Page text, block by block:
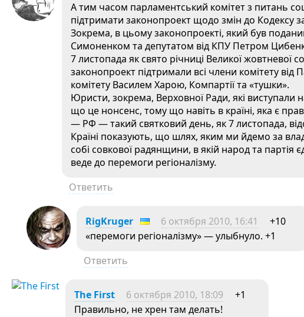
А тим часом парламентський комітет з питань
підтримати законопроект щодо змін до Кодексу
Зокрема, в цьому законопроекті, який був
Симоненком та депутатом від КПУ Петром
7 листопада як свято річниці Великої жовтневої
законопроект підтримали всі члени комітету від
комітету Василем Харою, Компартії та «тушки».
Юристи, зокрема, Верховної Ради, які виступали
що це нонсенс, тому що навіть в країні, яка є
— РФ — такий святковий день, як 7 листопада,
Країні показують, що шлях, яким ми йдемо за
собі совкової радянщини, в якій народ та
веде до перемоги регіоналізму.
Ответить
RigKruger 6 октября 2010, 16:41
+10
«перемоги регіоналізму» — улыбнуло. +1
Ответить
The First 6 октября 2010, 18:09
+1
Правильно, не хрен там делать!